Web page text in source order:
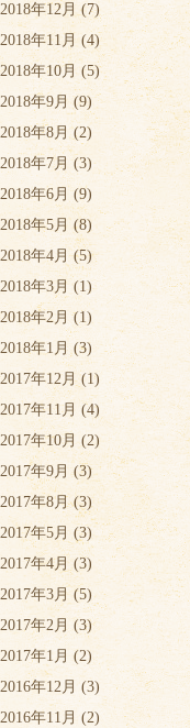
2018年12月 (7)
2018年11月 (4)
2018年10月 (5)
2018年9月 (9)
2018年8月 (2)
2018年7月 (3)
2018年6月 (9)
2018年5月 (8)
2018年4月 (5)
2018年3月 (1)
2018年2月 (1)
2018年1月 (3)
2017年12月 (1)
2017年11月 (4)
2017年10月 (2)
2017年9月 (3)
2017年8月(3)
2017年5月 (3)
2017年4月(3)
2017年3月 (5)
2017年2月 (3)
2017年1月 (2)
2016年12月 (3)
2016年11月 (2)